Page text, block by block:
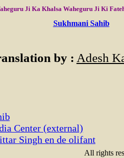
Ji Ka Khalsa Waheguru Ji Ki
Sukhmani Sahib
by : Adesh
Center (external)
Singh en de olifant
All rights